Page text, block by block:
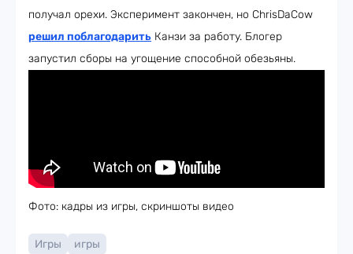
получал орехи. Эксперимент закончен, но ChrisDaCow
решил поблагодарить Канзи за работу. Блогер
запустил сборы на угощение способной обезьяны.
Фото: кадры из игры, скриншоты видео
Игры игры